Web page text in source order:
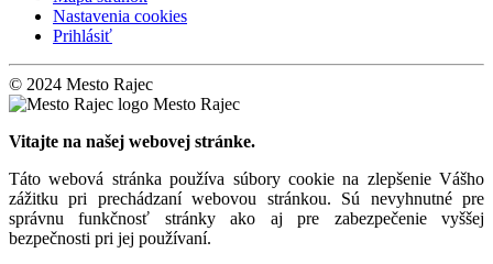
Nastavenia cookies
Prihlásiť
© 2024 Mesto Rajec
Mesto Rajec
Vitajte na našej webovej stránke.
Táto webová stránka používa súbory cookie na zlepšenie Vášho
zážitku pri prechádzaní webovou stránkou. Sú nevyhnutné pre
správnu funkčnosť stránky ako aj pre zabezpečenie vyššej
bezpečnosti pri jej používaní.